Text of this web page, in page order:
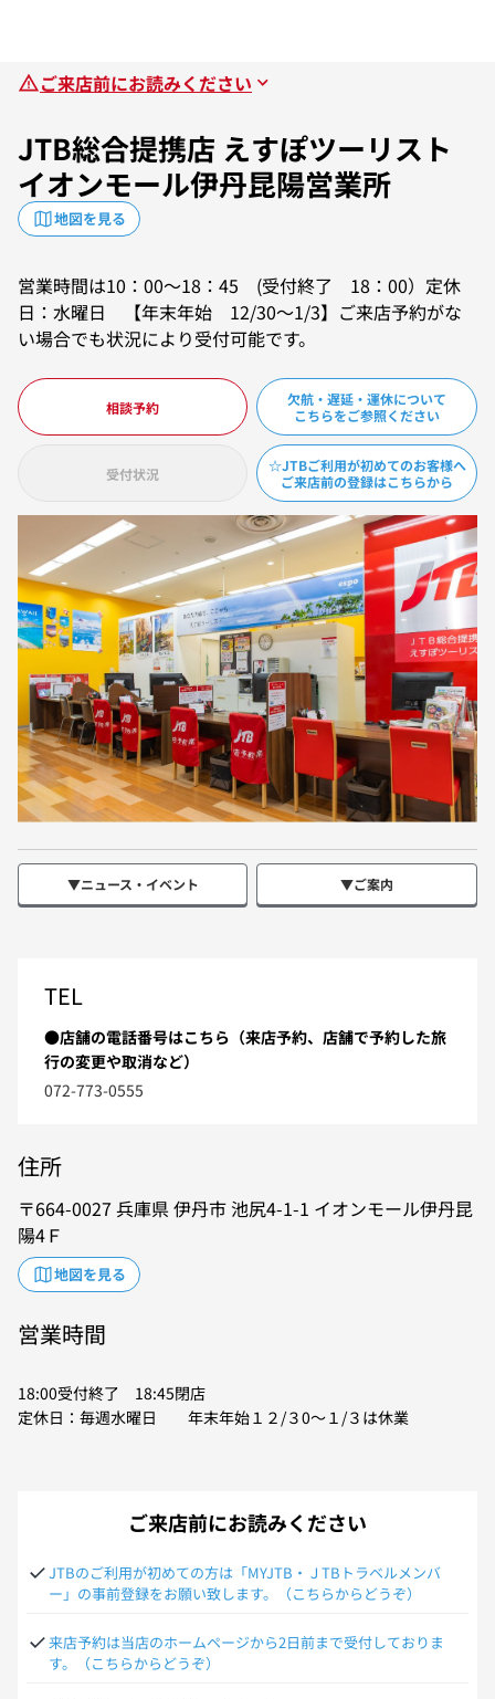
ご来店前にお読みください
JTB総合提携店 えすぽツーリスト
イオンモール伊丹昆陽営業所
地図を見る
営業時間は10：00～18：45 (受付終了 18：00）定休
日：水曜日 【年末年始 12/30～1/3】ご来店予約がな
い場合でも状況により受付可能です。
相談予約
欠航・遅延・運休について
こちらをご参照ください
受付状況
☆JTBご利用が初めてのお客様へ
ご来店前の登録はこちらから
▼ニュース・イベント ▼ご案内
TEL
●店舗の電話番号はこちら（来店予約、店舗で予約した旅
行の変更や取消など）
072-773-0555
住所
664-0027 兵庫県伊丹市 池尻4-1-1 イオンモール伊丹昆
陽4Ｆ
地図を見る
営業時間
18:00受付終了 18:45閉店
定休日：毎週水曜日 年末年始１２/３0～１/３は休業
ご来店前にお読みください
JTBのご利用が初めての方は「MYJTB・ＪTBトラベルメンバ
ー」の事前登録をお願い致します。（こちらからどうぞ）
来店予約は当店のホームページから2日前まで受付しておりま
す。（こちらからどうぞ）